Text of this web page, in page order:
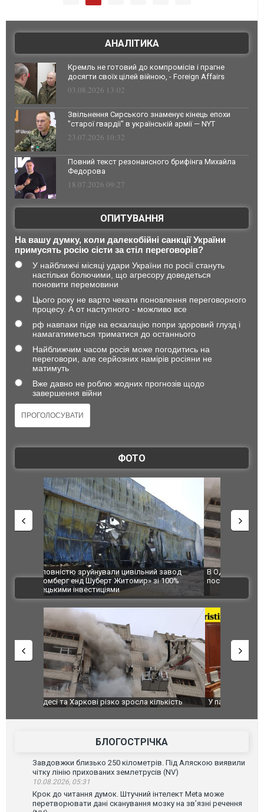
АНАЛІТИКА
Кремль не готовий до компромісів і прагне
досягти своїх цілей війною, - Foreign Affairs
03.08.2026 13:02
Звільнення Сирського знаменує кінець епохи
"старої гвардії" в українській армії — NYT
23.07.2026 10:32
Повний текст резонансного брифінга Михайла
Федорова
18.07.2026 09:27
ОПИТУВАННЯ
На вашу думку, коли далекобійні санкції України
примусять росію сісти за стіл переговорів?
У найближчі місяці удари України по росії стануть
настільки болючими, що агресору доведеться
поновити перемовини
Цього року не варто чекати поновлення переговорного
процесу. А от наступного - можливо все
рф навпаки піде на ескалацію попри здоровий глузд і
намагатиметься триматися до останнього
Найближчим часом росія може погодитись на
переговори, але серйозних намірів росіяни не
матимуть
Вже давно не роблю жодних прогнозів щодо
завершення війни
ФОТО
В Одесі та Харкові різко зросла кількість
постраждалих від обстрілу РФ
Ворог
двоє
після
ВІДЕО
У парламенті Косово прем'єра закидали яйцями
Приїхав
до
зіркового
БЛОГОСТРІЧКА
Завдовжки близько 250 кілометрів. Під Аляскою виявили
чітку лінію прихованих землетрусів (NV)
10.08.2026, 05:31
Крок до читання думок. Штучний інтелект Meta може
перетворювати дані сканування мозку на зв’язні речення